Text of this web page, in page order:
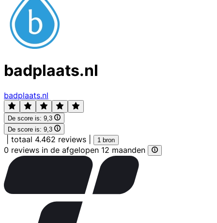
badplaats.nl
badplaats.nl
De score is: 9,3
De score is: 9,3
totaal 4.462 reviews 1 bron
0 reviews in de afgelopen 12 maanden